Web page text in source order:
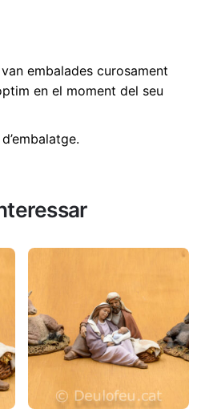
embalades curosament
en el moment del seu
.
publicarà.